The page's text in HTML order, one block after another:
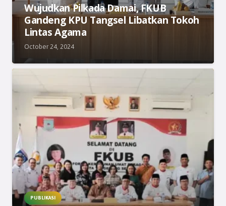
Wujudkan Pilkada Damai, FKUB
Gandeng KPU Tangsel Libatkan Tokoh
Lintas Agama
October 24, 2024
PUBLIKASI